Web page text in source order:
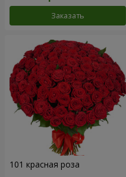
Заказать
101 красная роза